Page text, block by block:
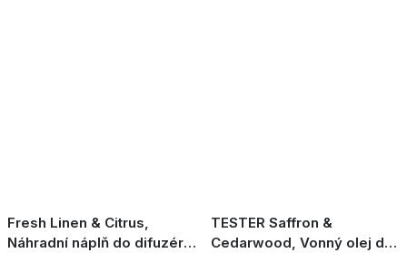
Fresh Linen & Citrus,
Náhradní náplň do difuzéru,
TESTER Saffron &
Cedarwood, Vonný olej do